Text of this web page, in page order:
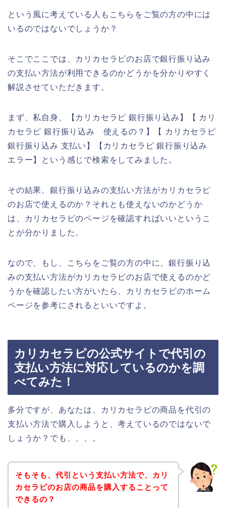
という風に考えている人もこちらをご覧の方の中には
いるのではないでしょうか？
そこでここでは、カリカセラピのお店で銀行振り込み
の支払い方法が利用できるのかどうかを分かりやすく
解説させていただきます。
まず、私自身、【カリカセラピ 銀行振り込み】【 カリ
カセラピ 銀行振り込み 使えるの？】【 カリカセラピ
銀行振り込み 支払い】【カリカセラピ 銀行振り込み
エラー】という感じで検索をしてみました。
その結果、銀行振り込みの支払い方法がカリカセラピ
のお店で使えるのか？それとも使えないのかどうか
は、カリカセラピのページを確認すればいいというこ
とが分かりました。
なので、もし、こちらをご覧の方の中に、銀行振り込
みの支払い方法がカリカセラピのお店で使えるのかど
うかを確認したい方がいたら、カリカセラピのホーム
ページを参考にされるといいですよ。
カリカセラピの公式サイトで代引の
支払い方法に対応しているのかを調
べてみた！
多分ですが、あなたは、カリカセラピの商品を代引の
支払い方法で購入しようと、考えているのではないで
しょうか？でも、、、。
そもそも、代引という支払い方法で、カリ
カセラピのお店の商品を購入することって
できるの？